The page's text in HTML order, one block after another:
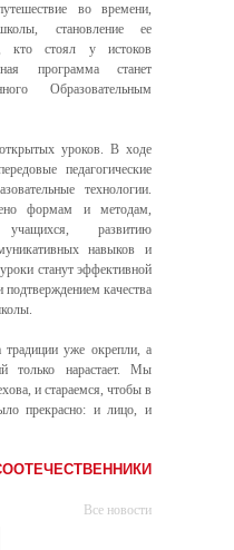
во времени,
становление ее
кто стоял у истоков
программа станет
Образовательным
уроков. В ходе
педагогические
технологии.
формам и методам,
развитию
навыков и
станут эффективной
качества
традиции уже окрепли, а
только нарастает. Мы
и стараемся, чтобы в
прекрасно: и лицо, и
Все новости